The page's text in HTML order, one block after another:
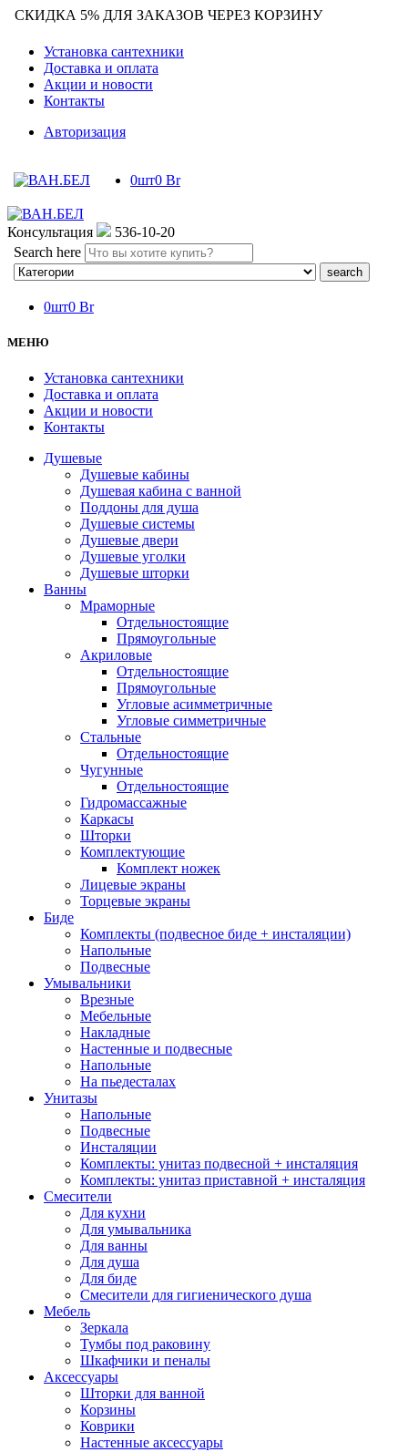
СКИДКА 5% ДЛЯ ЗАКАЗОВ ЧЕРЕЗ КОРЗИНУ
Установка сантехники
Доставка и оплата
Акции и новости
Контакты
Авторизация
0шт0 Br
Консультация
536-10-20
Search here
0шт0 Br
МЕНЮ
Установка сантехники
Доставка и оплата
Акции и новости
Контакты
Душевые
Душевые кабины
Душевая кабина с ванной
Поддоны для душа
Душевые системы
Душевые двери
Душевые уголки
Душевые шторки
Ванны
Мраморные
Отдельностоящие
Прямоугольные
Акриловые
Отдельностоящие
Прямоугольные
Угловые асимметричные
Угловые симметричные
Стальные
Отдельностоящие
Чугунные
Отдельностоящие
Гидромассажные
Каркасы
Шторки
Комплектующие
Комплект ножек
Лицевые экраны
Торцевые экраны
Биде
Комплекты (подвесное биде + инсталяции)
Напольные
Подвесные
Умывальники
Врезные
Мебельные
Накладные
Настенные и подвесные
Напольные
На пьедесталах
Унитазы
Напольные
Подвесные
Инсталяции
Комплекты: унитаз подвесной + инсталяция
Комплекты: унитаз приставной + инсталяция
Смесители
Для кухни
Для умывальника
Для ванны
Для душа
Для биде
Смесители для гигиенического душа
Мебель
Зеркала
Тумбы под раковину
Шкафчики и пеналы
Аксессуары
Шторки для ванной
Корзины
Коврики
Настенные аксессуары